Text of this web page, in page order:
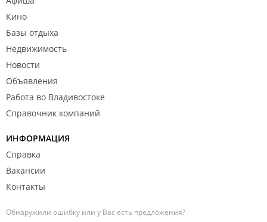
Кино
Базы отдыха
Недвижимость
Новости
Объявления
Работа во Владивостоке
Справочник компаний
ИНФОРМАЦИЯ
Справка
Вакансии
Контакты
Обнаружили ошибку или у Вас есть предложения?